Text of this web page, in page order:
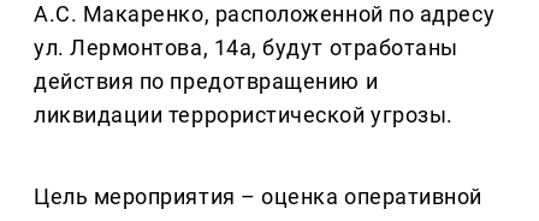
А.С. Макаренко, расположенной по адресу
ул. Лермонтова, 14а, будут отработаны
действия по предотвращению и
ликвидации террористической угрозы.
Цель мероприятия – оценка оперативной